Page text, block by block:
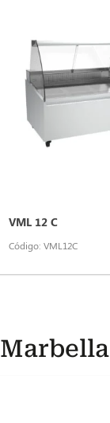
VML 12 C
Código: VML12C
Marbella